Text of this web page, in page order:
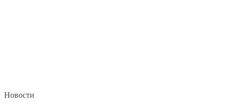
Новости